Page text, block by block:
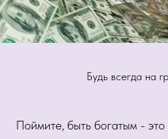
Будь всегда на
Поймите, быть богатым -